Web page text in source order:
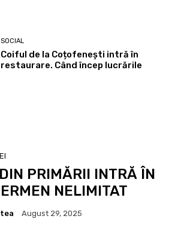
SOCIAL
Coiful de la Coțofenești intră în
restaurare. Când încep lucrările